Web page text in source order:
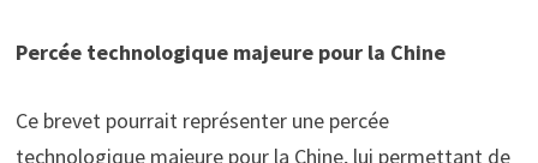
Percée technologique majeure pour la Chine
Ce brevet pourrait représenter une percée
technologique majeure pour la Chine, lui permettant de